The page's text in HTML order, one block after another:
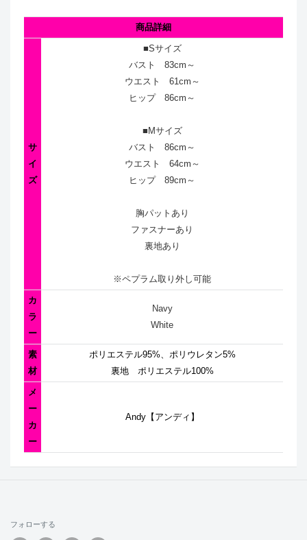
商品詳細
サ
イ
ズ
■Sサイズ
バスト 83cm～
ウエスト 61cm～
ヒップ 86cm～
■Mサイズ
バスト 86cm～
ウエスト 64cm～
ヒップ 89cm～
胸パットあり
ファスナーあり
裏地あり
※ペプラム取り外し可能
カ
ラ
ー
Navy
White
素
材
ポリエステル95%、ポリウレタン5%
裏地 ポリエステル100%
メ
ー
カ
ー
Andy【アンディ】
フォローする